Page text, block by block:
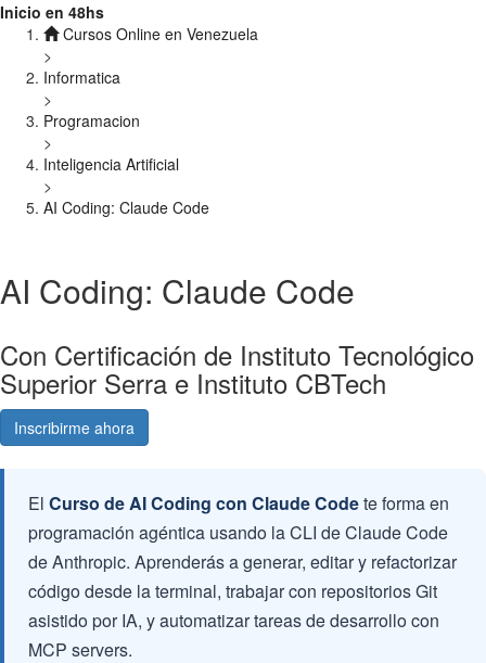
Inicio en 48hs
Cursos Online en Venezuela
>
Informatica
>
Programacion
>
Inteligencia Artificial
>
AI Coding: Claude Code
AI Coding: Claude Code
Con Certificación de Instituto Tecnológico
Superior Serra e Instituto CBTech
Inscribirme ahora
El Curso de AI Coding con Claude Codete forma en
programación agéntica usando la CLI de Claude Code
de Anthropic. Aprenderás a generar, editar y refactorizar
código desde la terminal, trabajar con repositorios Git
asistido por IA, y automatizar tareas de desarrollo con
MCP servers.